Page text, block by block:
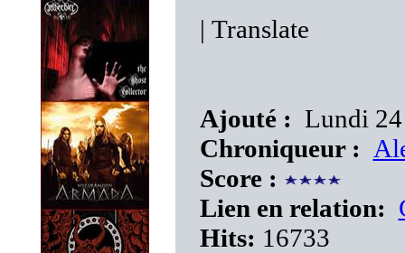
| Translate
Ajouté : Lundi
Chroniqueur :
Score :
Lien en relation:
Hits: 16733